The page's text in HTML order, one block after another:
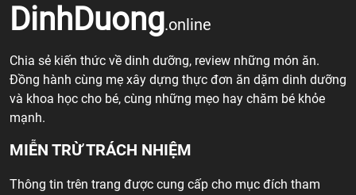
DinhDuong.online
Chia sẻ kiến thức về dinh dưỡng, review những món ăn.
Đồng hành cùng mẹ xây dựng thực đơn ăn dặm dinh dưỡng
và khoa học cho bé, cùng những mẹo hay chăm bé khỏe
mạnh.
MIỄN TRỪ TRÁCH NHIỆM
Thông tin trên trang được cung cấp cho mục đích tham